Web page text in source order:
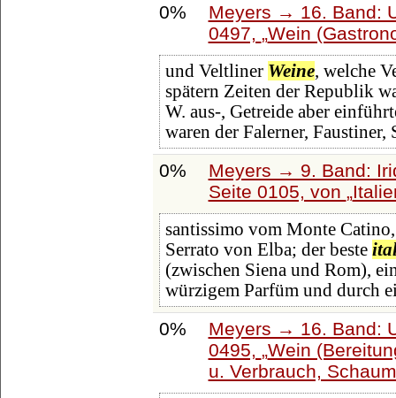
0%
Meyers → 16. Band:
0497,
Wein
und Veltliner Weine, welche
spätern Zeiten der Republik
W. aus-, Getreide aber
waren der Falerner, Faustiner,
0%
Meyers → 9. Band:
Seite 0105, von
santissimo vom Monte
Serrato von Elba; der beste
(zwischen Siena und Rom),
würzigem Parfüm und durch
0%
Meyers → 16. Band:
0495,
Wein
u. Verbrauch,